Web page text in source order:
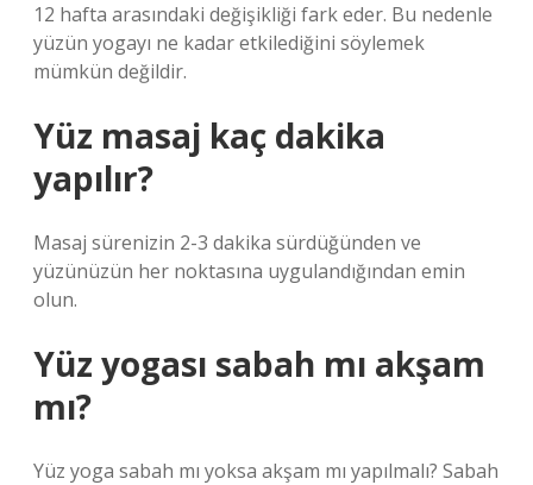
12 hafta arasındaki değişikliği fark eder. Bu nedenle
yüzün yogayı ne kadar etkilediğini söylemek
mümkün değildir.
Yüz masaj kaç dakika
yapılır?
Masaj sürenizin 2-3 dakika sürdüğünden ve
yüzünüzün her noktasına uygulandığından emin
olun.
Yüz yogası sabah mı akşam
mı?
Yüz yoga sabah mı yoksa akşam mı yapılmalı? Sabah